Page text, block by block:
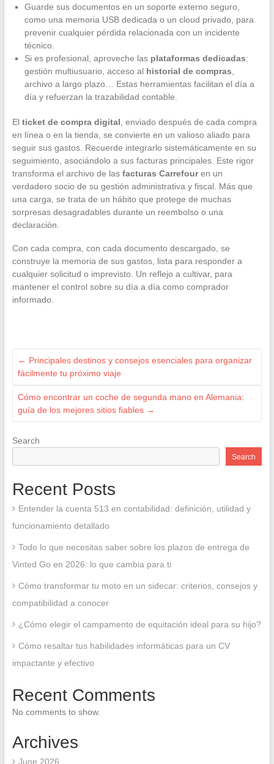
Guarde sus documentos en un soporte externo seguro,
como una memoria USB dedicada o un cloud privado, para
prevenir cualquier pérdida relacionada con un incidente
técnico.
Si es profesional, aproveche las plataformas dedicadas:
gestión multiusuario, acceso al historial de compras
archivo a largo plazo… Estas herramientas facilitan el día a
día y refuerzan la trazabilidad contable.
El ticket de compra digital , enviado después de cada compra
en línea o en la tienda, se convierte en un valioso aliado para
seguir sus gastos. Recuerde integrarlo sistemáticamente en su
seguimiento, asociándolo a sus facturas principales. Este rigor
transforma el archivo de las facturas Carrefouren un
verdadero socio de su gestión administrativa y fiscal. Más que
una carga, se trata de un hábito que protege de muchas
sorpresas desagradables durante un reembolso o una
declaración.
Con cada compra, con cada documento descargado, se
construye la memoria de sus gastos, lista para responder a
cualquier solicitud o imprevisto. Un reflejo a cultivar, para
mantener el control sobre su día a día como comprador
informado.
← Principales destinos y consejos esenciales para organizar
fácilmente tu próximo viaje
Cómo encontrar un coche de segunda mano en Alemania:
guía de los mejores sitios fiables →
Search
Search
Recent Posts
Entender la cuenta 513 en contabilidad: definición, utilidad y
funcionamiento detallado
Todo lo que necesitas saber sobre los plazos de entrega de
Vinted Go en 2026: lo que cambia para ti
Cómo transformar tu moto en un sidecar: criterios, consejos y
compatibilidad a conocer
¿Cómo elegir el campamento de equitación ideal para su hijo?
Cómo resaltar tus habilidades informáticas para un CV
impactante y efectivo
Recent Comments
No comments to show.
Archives
June 2026